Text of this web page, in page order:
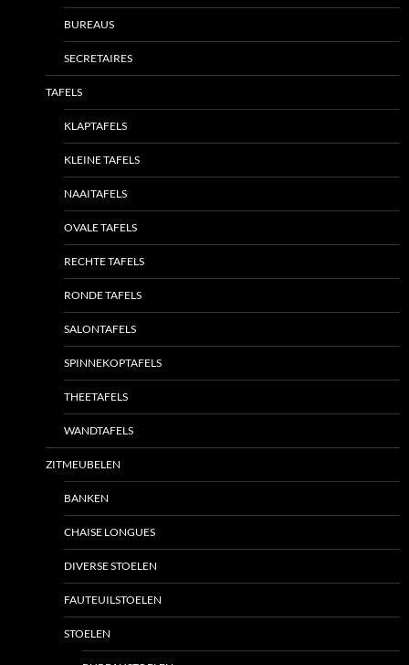
BUREAUS
SECRETAIRES
TAFELS
KLAPTAFELS
KLEINE TAFELS
NAAITAFELS
OVALE TAFELS
RECHTE TAFELS
RONDE TAFELS
SALONTAFELS
SPINNEKOPTAFELS
THEETAFELS
WANDTAFELS
ZITMEUBELEN
BANKEN
CHAISE LONGUES
DIVERSE STOELEN
FAUTEUILSTOELEN
STOELEN